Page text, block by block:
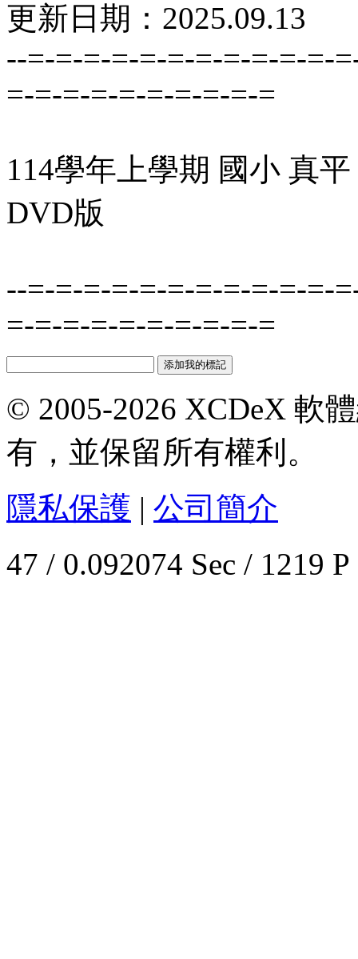
更新日期：2025.09.13
--=-=-=-=-=-=-=-=-=-=-=-
=-=-=-=-=-=-=-=-=-=
114學年上學期 國小 真
DVD版
--=-=-=-=-=-=-=-=-=-=-=-
=-=-=-=-=-=-=-=-=-=
© 2005-2026 XCDeX 軟
有，並保留所有權利。
隱私保護 | 公司簡介
47 / 0.092074 Sec / 1219